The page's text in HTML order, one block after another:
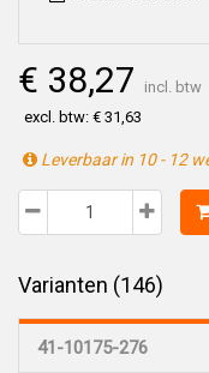
€ 38,27
incl. btw
excl. btw: € 31,63
Leverbaar in 10 - 12
Varianten (146)
41-10175-276